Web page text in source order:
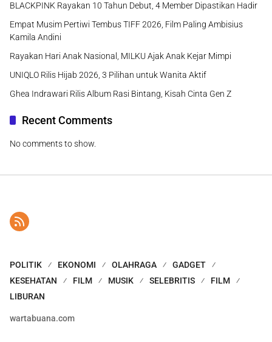
BLACKPINK Rayakan 10 Tahun Debut, 4 Member Dipastikan Hadir
Empat Musim Pertiwi Tembus TIFF 2026, Film Paling Ambisius
Kamila Andini
Rayakan Hari Anak Nasional, MILKU Ajak Anak Kejar Mimpi
UNIQLO Rilis Hijab 2026, 3 Pilihan untuk Wanita Aktif
Ghea Indrawari Rilis Album Rasi Bintang, Kisah Cinta Gen Z
Recent Comments
No comments to show.
POLITIK EKONOMI OLAHRAGA
GADGET
KESEHATAN
FILM MUSIK SELEBRITIS
FILM
LIBURAN
wartabuana.com